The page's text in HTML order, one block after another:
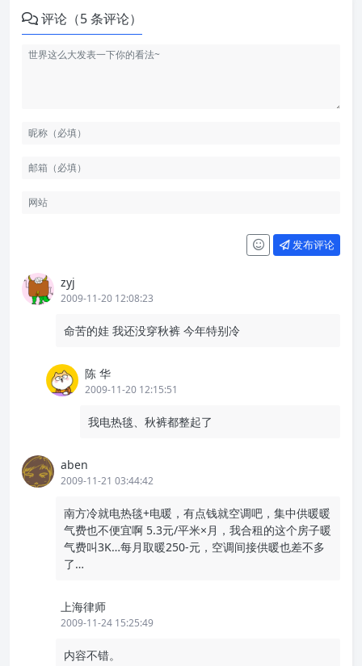
评论（5 条评论）
发布评论
zyj
2009-11-20 12:08:23
命苦的娃 我还没穿秋裤 今年特别冷
陈 华
2009-11-20 12:15:51
我电热毯、秋裤都整起了
aben
2009-11-21 03:44:42
南方冷就电热毯+电暖，有点钱就空调吧，集中供暖暖
气费也不便宜啊 5.3元/平米×月，我合租的这个房子暖
气费叫3K…每月取暖250-元，空调间接供暖也差不多
了…
上海律师
2009-11-24 15:25:49
内容不错。